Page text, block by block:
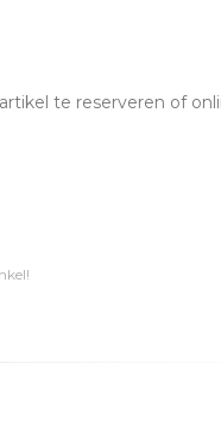
te reserveren of